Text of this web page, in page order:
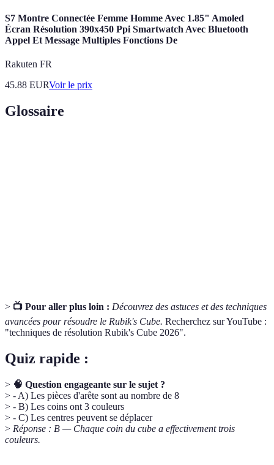
S7 Montre Connectée Femme Homme Avec 1.85" Amoled
Écran Résolution 390x450 Ppi Smartwatch Avec Bluetooth
Appel Et Message Multiples Fonctions De
Rakuten FR
45.88 EURVoir le prix
Glossaire
> 📺 Pour aller plus loin : Découvrez des astuces et des techniques
avancées pour résoudre le Rubik's Cube. Recherchez sur YouTube :
"techniques de résolution Rubik's Cube 2026".
Quiz rapide :
> 🧠 Question engageante sur le sujet ?
> - A) Les pièces d'arête sont au nombre de 8
> - B) Les coins ont 3 couleurs
> - C) Les centres peuvent se déplacer
> Réponse : B — Chaque coin du cube a effectivement trois
couleurs.